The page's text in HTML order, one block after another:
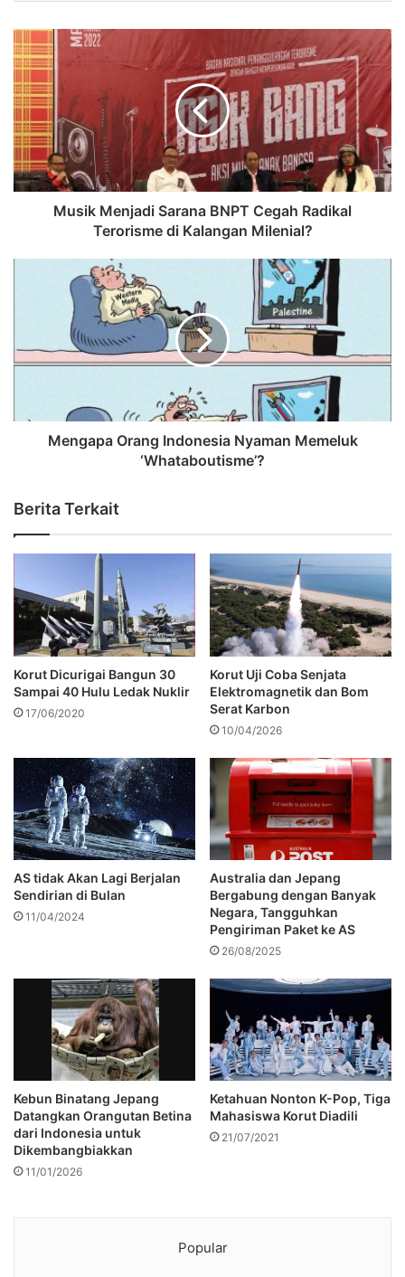
Musik Menjadi Sarana BNPT Cegah Radikal
Terorisme di Kalangan Milenial?
Mengapa Orang Indonesia Nyaman Memeluk
‘Whataboutisme’?
Berita Terkait
Korut Dicurigai Bangun 30
Sampai 40 Hulu Ledak Nuklir
17/06/2020
Korut Uji Coba Senjata
Elektromagnetik dan Bom
Serat Karbon
10/04/2026
AS tidak Akan Lagi Berjalan
Sendirian di Bulan
11/04/2024
Australia dan Jepang
Bergabung dengan Banyak
Negara, Tangguhkan
Pengiriman Paket ke AS
26/08/2025
Kebun Binatang Jepang
Datangkan Orangutan Betina
dari Indonesia untuk
Dikembangbiakkan
11/01/2026
Ketahuan Nonton K-Pop, Tiga
Mahasiswa Korut Diadili
21/07/2021
Popular